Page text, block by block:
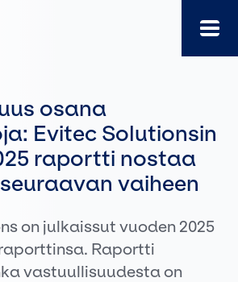
osana
Evitec Solutionsin
raportti nostaa
vaiheen
on julkaissut vuoden 2025
Raportti
vastuullisuudesta on